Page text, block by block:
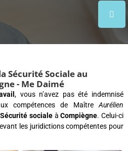
Sécurité Sociale au
- Me Daimé
, vous n’avez pas été indemnisé
compétences de MaîtreAurélien
sociale àCompiègne. Celui-ci
les juridictions compétentes pour